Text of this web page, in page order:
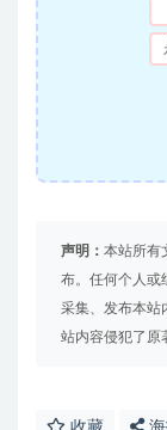
声明： 本站所有
布。任何个人或
采集、发布本站
站内容侵犯了原